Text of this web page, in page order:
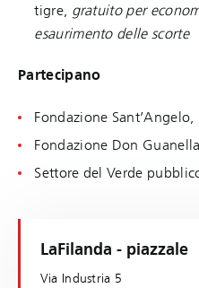
tigre, gratuito per
esaurimento delle scorte
Partecipano
Fondazione Sant’Angelo,
Fondazione Don
Settore del Verde
LaFilanda - piazzale
Via Industria 5